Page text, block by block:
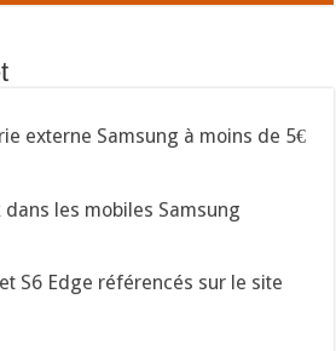
externe Samsung à moins de 5€
les mobiles Samsung
S6 Edge référencés sur le site